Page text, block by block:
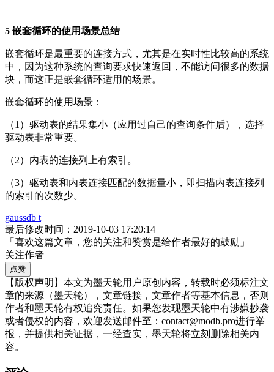
5 嵌套循环的使用场景总结
嵌套循环是最重要的连接方式，尤其是在实时性比较高的系统
中，因为这种系统的查询要求快速返回，不能访问很多的数据
块，而这正是嵌套循环适用的场景。
嵌套循环的使用场景：
（1）驱动表的结果集小（应用过自己的查询条件后），选择
驱动表非常重要。
（2）内表的连接列上有索引。
（3）驱动表和内表连接匹配的数据量小，即扫描内表连接列
的索引的次数少。
gaussdb t
最后修改时间：2019-10-03 17:20:14
「喜欢这篇文章，您的关注和赞赏是给作者最好的鼓励」
关注作者
点赞
【版权声明】本文为墨天轮用户原创内容，转载时必须标注文
章的来源（墨天轮），文章链接，文章作者等基本信息，否则
作者和墨天轮有权追究责任。如果您发现墨天轮中有涉嫌抄袭
或者侵权的内容，欢迎发送邮件至：contact@modb.pro进行举
报，并提供相关证据，一经查实，墨天轮将立刻删除相关内
容。